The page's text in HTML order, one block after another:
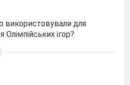
використовували для
ігор?